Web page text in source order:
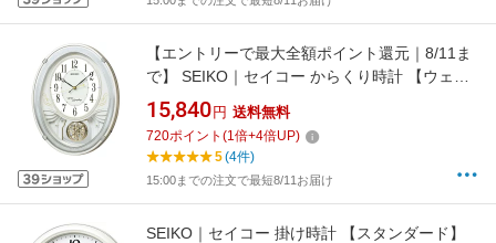
【エントリーで最大全額ポイント還元｜8/11ま
で】 SEIKO｜セイコー からくり時計 【ウェー
ブシンフォニー】 白パール AM258W [電波自動
受信機能有]
15,840 円 送料無料
720ポイント (1倍+4倍UP)
5(4件)
15:00までの注文で最短8/11お届け
SEIKO｜セイコー 掛け時計 【スタンダード】